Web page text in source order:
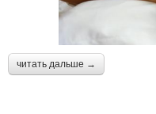
читать дальше →